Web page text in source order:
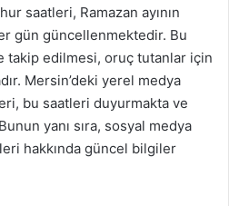
saatleri, Ramazan ayının
gün güncellenmektedir. Bu
takip edilmesi, oruç tutanlar için
Mersin’deki yerel medya
bu saatleri duyurmakta ve
yanı sıra, sosyal medya
hakkında güncel bilgiler